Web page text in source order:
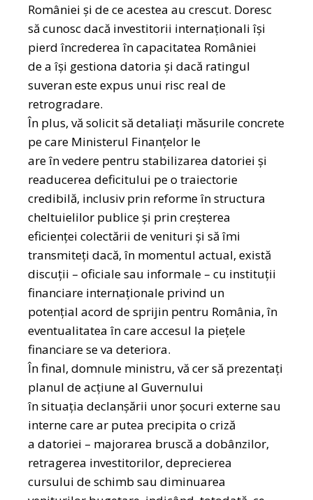
României și de ce acestea au crescut. Doresc
să cunosc dacă investitorii internaționali își
pierd încrederea în capacitatea României
de a își gestiona datoria și dacă ratingul
suveran este expus unui risc real de
retrogradare.
În plus, vă solicit să detaliați măsurile concrete
pe care Ministerul Finanțelor le
are în vedere pentru stabilizarea datoriei și
readucerea deficitului pe o traiectorie
credibilă, inclusiv prin reforme în structura
cheltuielilor publice și prin creșterea
eficienței colectării de venituri și să îmi
transmiteți dacă, în momentul actual, există
discuții – oficiale sau informale – cu instituții
financiare internaționale privind un
potențial acord de sprijin pentru România, în
eventualitatea în care accesul la piețele
financiare se va deteriora.
În final, domnule ministru, vă cer să prezentați
planul de acțiune al Guvernului
în situația declanșării unor șocuri externe sau
interne care ar putea precipita o criză
a datoriei – majorarea bruscă a dobânzilor,
retragerea investitorilor, deprecierea
cursului de schimb sau diminuarea